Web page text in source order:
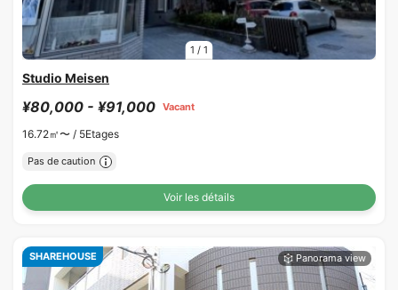
1 / 1
Studio Meisen
¥80,000 - ¥91,000 Vacant
16.72㎡〜 / 5Etages
Pas de caution
Voir les détails
SHAREHOUSE